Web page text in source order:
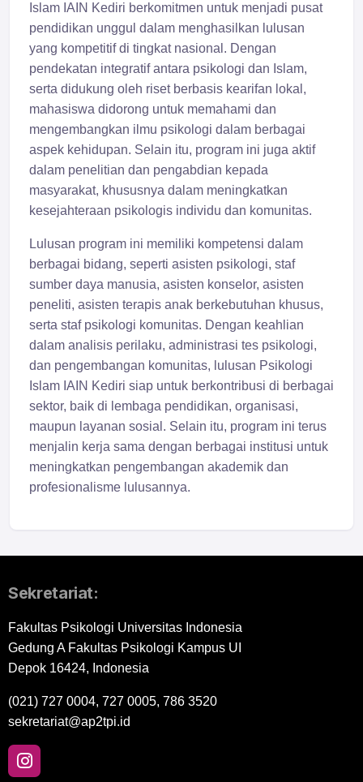
Islam IAIN Kediri berkomitmen untuk menjadi pusat
pendidikan unggul dalam menghasilkan lulusan
yang kompetitif di tingkat nasional. Dengan
pendekatan integratif antara psikologi dan Islam,
serta didukung oleh riset berbasis kearifan lokal,
mahasiswa didorong untuk memahami dan
mengembangkan ilmu psikologi dalam berbagai
aspek kehidupan. Selain itu, program ini juga aktif
dalam penelitian dan pengabdian kepada
masyarakat, khususnya dalam meningkatkan
kesejahteraan psikologis individu dan komunitas.
Lulusan program ini memiliki kompetensi dalam
berbagai bidang, seperti asisten psikologi, staf
sumber daya manusia, asisten konselor, asisten
peneliti, asisten terapis anak berkebutuhan khusus,
serta staf psikologi komunitas. Dengan keahlian
dalam analisis perilaku, administrasi tes psikologi,
dan pengembangan komunitas, lulusan Psikologi
Islam IAIN Kediri siap untuk berkontribusi di berbagai
sektor, baik di lembaga pendidikan, organisasi,
maupun layanan sosial. Selain itu, program ini terus
menjalin kerja sama dengan berbagai institusi untuk
meningkatkan pengembangan akademik dan
profesionalisme lulusannya.
Sekretariat:
Fakultas Psikologi Universitas Indonesia
Gedung A Fakultas Psikologi Kampus UI
Depok 16424, Indonesia
(021) 727 0004, 727 0005, 786 3520
sekretariat@ap2tpi.id